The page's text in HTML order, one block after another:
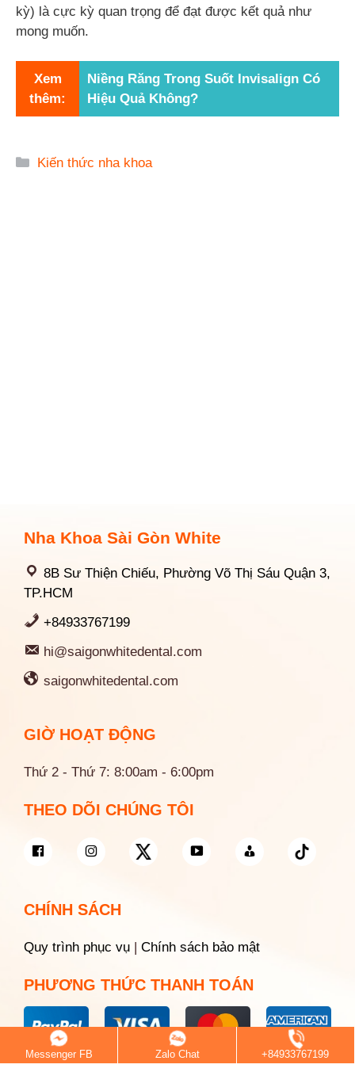
kỳ) là cực kỳ quan trọng để đạt được kết quả như
mong muốn.
Xem
thêm:
Niềng Răng Trong Suốt Invisalign Có
Hiệu Quả Không?
Danh
Kiến thức nha khoa
Nha Khoa Sài Gòn White
8B Sư Thiện Chiếu, Phường Võ Thị Sáu Quận 3,
TP.HCM
+84933767199
hi@saigonwhitedental.com
saigonwhitedental.com
GIỜ HOẠT ĐỘNG
Thứ 2 - Thứ 7: 8:00am - 6:00pm
THEO DÕI CHÚNG TÔI
CHÍNH SÁCH
Quy trình phục vụ | Chính sách bảo mật
PHƯƠNG THỨC THANH TOÁN
Messenger FB Zalo Chat +84933767199